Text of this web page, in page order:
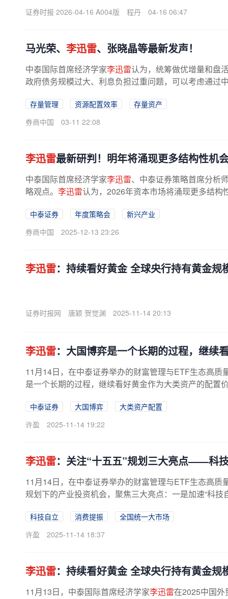
证券时报 2026-04-16 A004版 程丹 04-16 06:47
马光荣、 李迅雷、张晓晶等最新发声！
中泰国际首席经济学家李迅雷认为，统筹做优增量和盘
政府债务规模过大、利息负担过重问题，可以考虑通过
存量管理 资源配置效率
存量资产
券商中国
03-11 22:08
李迅雷最新研判！明年将涌现更多结构性机
中泰国际首席经济学家李迅雷、中泰证券策略首席分析
略观点。 李迅雷认为，2026年资本市场将涌现更多结
中泰证券 年度策略会
新兴产业
券商中国
2025-12-13 23:26
李迅雷：持续看好黄金 全球央行持有黄金规
证券时报网 唐颖 贺觉渊 2025-11-14 20:13
李迅雷：大国博弈是一个长期的过程，继续
11月14日，在中泰证券举办的财富管理与ETF生态高
是一个长期的过程，继续看好黄金作为大类资产的配置
中泰证券 大国博弈
大类资产配置
许盈
2025-11-14 19:22
李迅雷：关注“十五五”规划三大亮点——科
11月14日，在中泰证券举办的财富管理与ETF生态高
规划下的产业投资机会，聚焦三大亮点：一是加速“科
科技自立 消费提振
全国统一大市场
许盈
2025-11-14 18:37
李迅雷：持续看好黄金 全球央行持有黄金规
11月13日，中泰国际首席经济学家李迅雷在2025中国外